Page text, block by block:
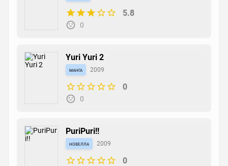
5.8
0
Yuri Yuri 2
манга 2009
0
0
PuriPuri!!
новелла 2009
0